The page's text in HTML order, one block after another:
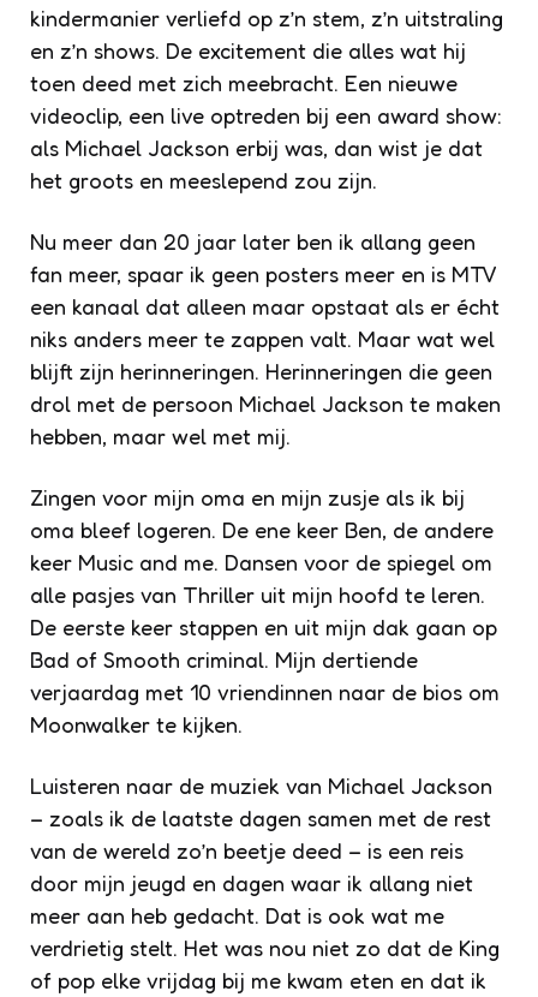
kindermanier verliefd op z’n stem, z’n uitstraling
en z’n shows. De excitement die alles wat hij
toen deed met zich meebracht. Een nieuwe
videoclip, een live optreden bij een award show:
als Michael Jackson erbij was, dan wist je dat
het groots en meeslepend zou zijn.
Nu meer dan 20 jaar later ben ik allang geen
fan meer, spaar ik geen posters meer en is MTV
een kanaal dat alleen maar opstaat als er écht
niks anders meer te zappen valt. Maar wat wel
blijft zijn herinneringen. Herinneringen die geen
drol met de persoon Michael Jackson te maken
hebben, maar wel met mij.
Zingen voor mijn oma en mijn zusje als ik bij
oma bleef logeren. De ene keer Ben, de andere
keer Music and me. Dansen voor de spiegel om
alle pasjes van Thriller uit mijn hoofd te leren.
De eerste keer stappen en uit mijn dak gaan op
Bad of Smooth criminal. Mijn dertiende
verjaardag met 10 vriendinnen naar de bios om
Moonwalker te kijken.
Luisteren naar de muziek van Michael Jackson
– zoals ik de laatste dagen samen met de rest
van de wereld zo’n beetje deed – is een reis
door mijn jeugd en dagen waar ik allang niet
meer aan heb gedacht. Dat is ook wat me
verdrietig stelt. Het was nou niet zo dat de King
of pop elke vrijdag bij me kwam eten en dat ik